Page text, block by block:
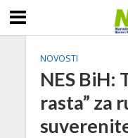
NOVOSTI
NES BiH:
rasta” za